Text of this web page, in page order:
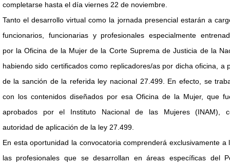
completarse hasta el día viernes 22 de noviembre.
Tanto el desarrollo virtual como la jornada presencial estarán a
funcionarios, funcionarias y profesionales especialmente
por la Oficina de la Mujer de la Corte Suprema de Justicia de la
habiendo sido certificados como replicadores/as por dicha oficina, a
de la sanción de la referida ley nacional 27.499. En efecto, se
con los contenidos diseñados por esa Oficina de la Mujer, que
aprobados por el Instituto Nacional de las Mujeres (INAM),
autoridad de aplicación de la ley 27.499.
En esta oportunidad la convocatoria comprenderá exclusivamente a
las profesionales que se desarrollan en áreas específicas del